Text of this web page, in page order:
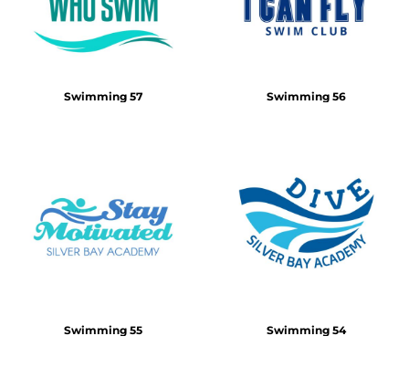
Swimming 57 Swimming 56
Swimming 55 Swimming 54